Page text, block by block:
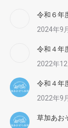
令和６
2024年9
令和４年
2022年
令和４年
2022年9
草加あお